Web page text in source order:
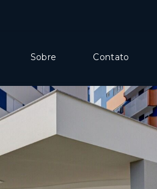
Sobre Contato